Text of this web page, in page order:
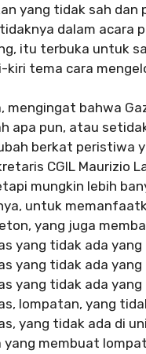
yang tidak sah dan
dalam acara
itu terbuka untuk
kiri tema cara
mengingat bahwa
apa pun, atau
berkat peristiwa
CGIL Maurizio
mungkin lebih
untuk
yang juga
yang tidak ada yang
yang tidak ada
yang tidak ada
lompatan, yang
yang tidak ada di
yang membuat